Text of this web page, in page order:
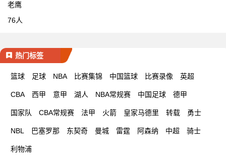
老鹰
76人
热门标签
篮球 足球 NBA 比赛集锦 中国篮球 比赛录像 英超
CBA 西甲 意甲 湖人 NBA常规赛 中国足球 德甲
国家队 CBA常规赛 法甲 火箭 皇家马德里 转载 勇士
NBL 巴塞罗那 东契奇 曼城 雷霆 阿森纳 中超 骑士
利物浦